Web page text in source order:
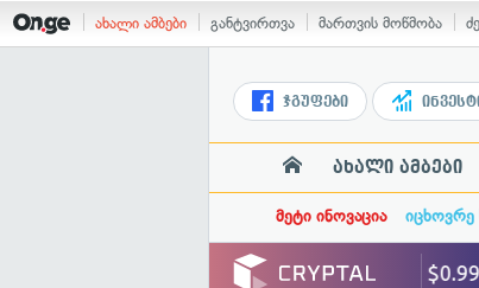
ახალი ამბები განტვირთვა მართვის მოწმობა
ჯგუფები
ახალი ამბები
მეტი ინოვაცია